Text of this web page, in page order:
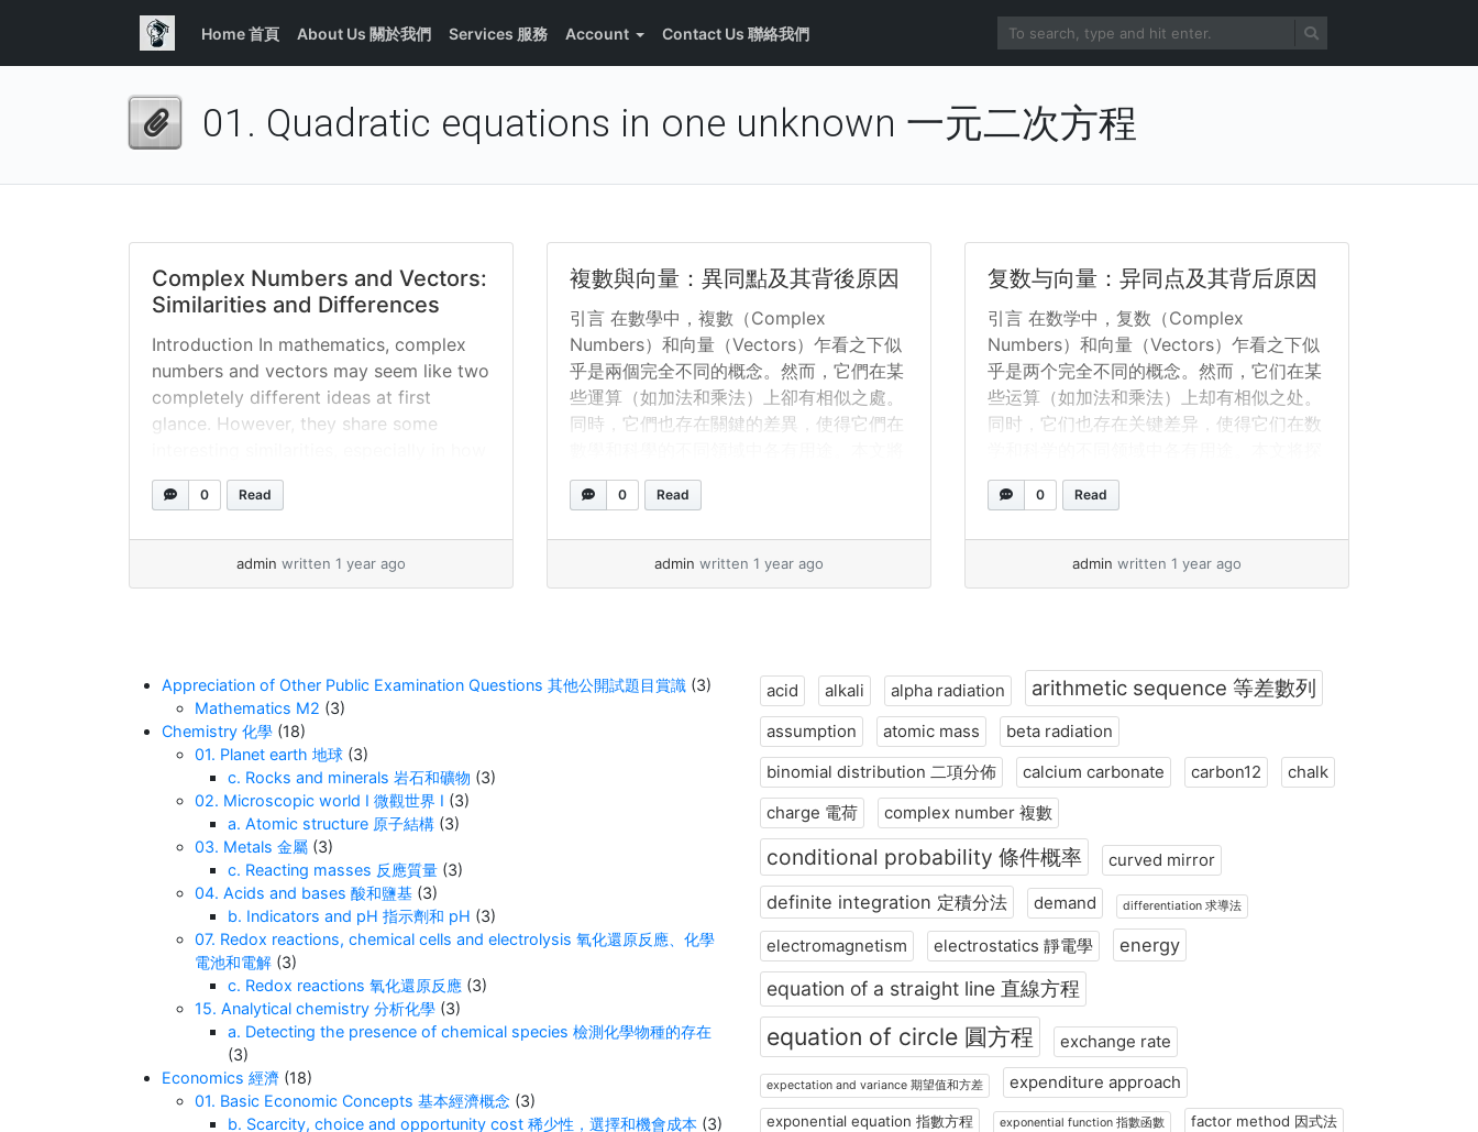
Home 首頁 About Us 關於我們 Services 服務 Account Contact Us 聯絡我們
01. Quadratic equations in one unknown 一元二次方程
Complex Numbers and Vectors:
Similarities and Differences
Introduction In mathematics, complex
numbers and vectors may seem like two
completely different ideas at first
glance. However, they share some
we perform operations like addition and
multiplication. At the same time, they
useful in different areas of math and
0 Read
admin written 1 year ago
複數與向量：異同點及其背後原因
引言 在數學中，複數（Complex
Numbers）和向量（Vectors）乍看之下似
乎是兩個完全不同的概念。然而，它們在某
些運算（如加法和乘法）上卻有相似之處。
同時，它們也存在關鍵的差異，使得它們在
探討複數和向量的定義、它們的相似點、不
同點，以及這些差異背後的原因。 什麼是
部和虛部，通常寫成以下形式：
z = a + bi 3+4i
中，向量可以表示為：
v⃗= ( y )其中x
是實數，分別代表向量在 x 軸和 y 軸
)是一個指向右方
0 Read
admin written 1 year ago
复数与向量：异同点及其背后原因
引言 在数学中，复数（Complex
Numbers）和向量（Vectors）乍看之下似
乎是两个完全不同的概念。然而，它们在某
些运算（如加法和乘法）上却有相似之处。
同时，它们也存在关键差异，使得它们在数
讨复数和向量的定义、它们的相似点、不同
点，以及这些差异背后的原因。 什么是复
和虚部，通常写成以下形式： z =
3+4i
v⃗= (x
y )其中x和y是实数，分别代
表向量在x轴和y轴上的分量。 例如，
( 3
4)是一个指向右方3单位、上方4单位
的向量。 复数与向量的相似之处 复数与向
量的差异 为什么它们不同？ 这些差异的深
层原因在于它们的代数结构： 结论 尽管复
数和向量在二维表示和加法规则上有相似之
处，但它们在乘法和除法运算上存在根本差
异。复数在代数运算上更为”完整”，而向量
主要用于表示方向和大小。理解这些差异有
助于我们明白为什么复数在电机工程（如描
述电路和波动）中非常有用，而向量在物理
学（如描述力和运动）中不可或缺。两者都
是数学中强大的工具，各有其独特的优势！
0 Read
admin written 1 year ago
Appreciation of Other Public Examination Questions 其他公開試題目賞識 (3)
Mathematics M2 (3)
Chemistry 化學 (18)
01. Planet earth 地球 (3)
c. Rocks and minerals 岩石和礦物 (3)
02. Microscopic world I 微觀世界 I (3)
a. Atomic structure 原子結構 (3)
03. Metals 金屬 (3)
c. Reacting masses 反應質量 (3)
04. Acids and bases 酸和鹽基 (3)
b. Indicators and pH 指示劑和 pH (3)
07. Redox reactions, chemical cells and electrolysis 氧化還原反應、化學
電池和電解 (3)
c. Redox reactions 氧化還原反應 (3)
15. Analytical chemistry 分析化學 (3)
a. Detecting the presence of chemical species 檢測化學物種的存在
(3)
Economics 經濟 (18)
01. Basic Economic Concepts 基本經濟概念 (3)
b. Scarcity, choice and opportunity cost 稀少性，選擇和機會成本 (3)
acid alkali alpha radiation arithmetic sequence 等差數列
assumption atomic mass
beta radiation
binomial distribution 二項分佈
calcium carbonate carbon12
chalk
charge 電荷
complex number 複數
conditional probability 條件概率 curved mirror
definite integration 定積分法 demand differentiation 求導法
electromagnetism electrostatics 靜電學 energy
equation of a straight line 直線方程
equation of circle 圓方程 exchange rate
expectation and variance 期望值和方差 expenditure approach
exponential equation 指數方程 exponential function 指數函數 factor method 因式法